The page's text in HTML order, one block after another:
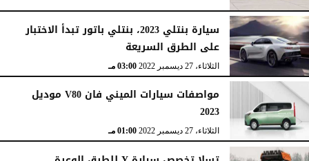
سيارة بنتلي 2023، بنتلي باتور تبدأ الاختبار
على الطرق السريعة
الثلاثاء، 27 ديسمبر 2022 03:00 مـ
مواصفات سيارات الميني فان V80 موديل
2023
الثلاثاء، 27 ديسمبر 2022 01:00 مـ